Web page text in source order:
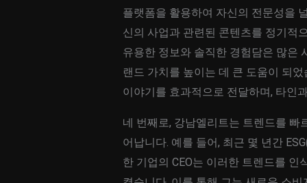
플랫폼을 활용하여 자신의 전문성을
신의 사업과 관련된 콘텐츠를 정기적
유용한 정보와 솔직한 경험담은 많은
랜드 가치를 높이는 데 큰 도움이 되
이야기를 효과적으로 전달하며, 타인
네 번째로, 강남엘리트는 트렌드를 빠
어납니다. 예를 들어, 최근 몇 년간
한 기업의 CEO는 이러한 트렌드를 인